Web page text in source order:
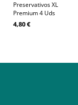
Preservativos XL
Premium 4 Uds
4,80 €